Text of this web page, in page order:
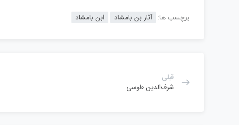
برچسب ها: آثار بن بامشاد ابن بامشاد
قبلی
شرف‌الدین طوسی